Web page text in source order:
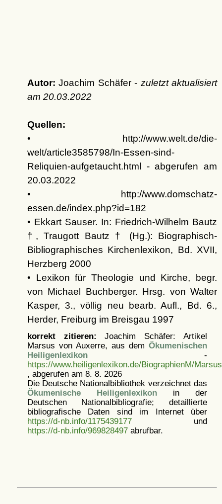
Autor: Joachim Schäfer - zuletzt aktualisiert
am 20.03.2022
Quellen:
• http://www.welt.de/die-
welt/article3585798/In-Essen-sind-
Reliquien-aufgetaucht.html - abgerufen am
20.03.2022
• http://www.domschatz-
essen.de/index.php?id=182
• Ekkart Sauser. In: Friedrich-Wilhelm Bautz
†, Traugott Bautz † (Hg.): Biographisch-
Bibliographisches Kirchenlexikon, Bd. XVII,
Herzberg 2000
• Lexikon für Theologie und Kirche, begr.
von Michael Buchberger. Hrsg. von Walter
Kasper, 3., völlig neu bearb. Aufl., Bd. 6.,
Herder, Freiburg im Breisgau 1997
korrekt zitieren: Joachim Schäfer: Artikel
Marsus von Auxerre, aus dem Ökumenischen
Heiligenlexikon-
https://www.heiligenlexikon.de/BiographienM/
, abgerufen am 8. 8. 2026
Die Deutsche Nationalbibliothek verzeichnet das
Ökumenische Heiligenlexikonin der
Deutschen Nationalbibliografie; detaillierte
bibliografische Daten sind im Internet über
https://d-nb.info/1175439177und
https://d-nb.info/969828497abrufbar.